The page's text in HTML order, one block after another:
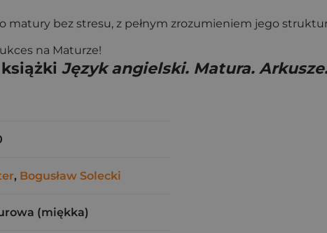
matury bez stresu, z pełnym zrozumieniem jego
na Maturze!
Język angielski. Matura.
, Bogusław Solecki
(miękka)